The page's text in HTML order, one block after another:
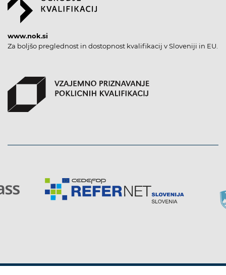
www.nok.si
Za boljšo preglednost in dostopnost kvalifikacij v Sloveniji in EU.